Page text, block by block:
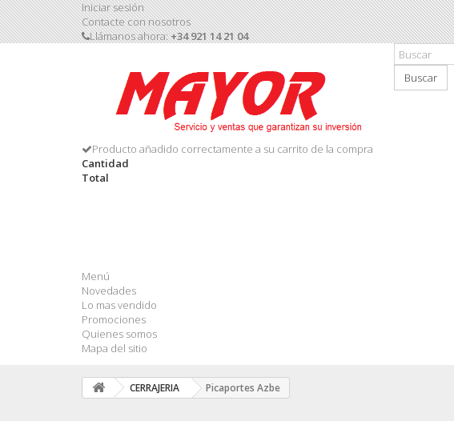
Iniciar sesión
Contacte con nosotros
Llámanos ahora:+34 921 14 21 04
Buscar
Producto añadido correctamente a su carrito de la compra
Cantidad
Total
Menú
Novedades
Lo mas vendido
Promociones
Quienes somos
Mapa del sitio
CERRAJERIA Picaportes Azbe